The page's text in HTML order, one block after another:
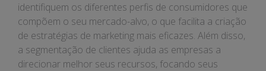
identifiquem os diferentes perfis de consumidores que
compõem o seu mercado-alvo, o que facilita a criação
de estratégias de marketing mais eficazes. Além disso,
a segmentação de clientes ajuda as empresas a
direcionar melhor seus recursos, focando seus